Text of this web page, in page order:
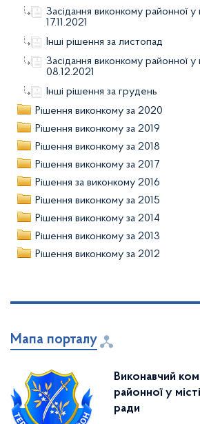
Засідання виконкому районної у
17.11.2021
Інші рішення за листопад
Засідання виконкому районної у
08.12.2021
Інші рішення за грудень
Рішення виконкому за 2020
Рішення виконкому за 2019
Рішення виконкому за 2018
Рішення виконкому за 2017
Рішення за виконкому 2016
Рішення виконкому за 2015
Рішення виконкому за 2014
Рішення виконкому за 2013
Рішення виконкому за 2012
Мапа порталу
Виконавчий
районної у
ради